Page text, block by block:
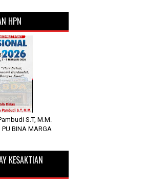
HPN
S.T, M.M.
PU BINA MARGA
KESAKTIAN